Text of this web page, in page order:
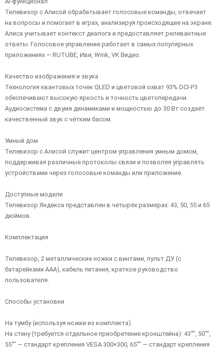
Телевизор с Алисой обрабатывает голосовые команды, отвечает
на вопросы и помогает в играх, анализируя происходящее на экране.
Алиса учитывает контекст диалога и предоставляет релевантные
ответы. Голосовое управление работает в самых популярных
приложениях — RUTUBE, Иви, Wink, VK Видео.
Качество изображения и звука
Технология квантовых точек QLED и цветовой охват 93% DCI-P3
обеспечивают высокую яркость и точность цветопередачи.
Аудиосистема с двумя динамиками и мощностью до 30 Вт создаёт
качественный звук с чётким басом.
Умный дом
Телевизор с Алисой служит центром управления умным домом,
поддерживая различные протоколы связи и позволяя управлять
устройствами через голосовые команды или приложение.
Доступные модели
Телевизор Яндекса представлен в четырёх размерах: 43, 50, 55 и 65
дюймов.
Комплектация
Телевизор, 2 металлические ножки с винтами, пульт ДУ (с
батарейками ААА), кабель питания, краткое руководство
пользователя.
Способы установки
На тумбу (используя ножки из комплекта).
На стену (требуется отдельное приобретение кронштейна): 43"", 50"",
55"" — стандарт крепления VESA 300×300, 65"" — стандарт крепления